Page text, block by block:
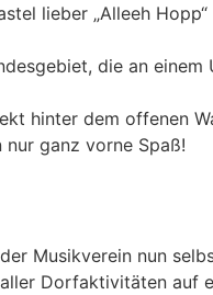
lieber „Alleeh Hopp“
die an einem
hinter dem offenen
ganz vorne Spaß!
Musikverein nun
Dorfaktivitäten